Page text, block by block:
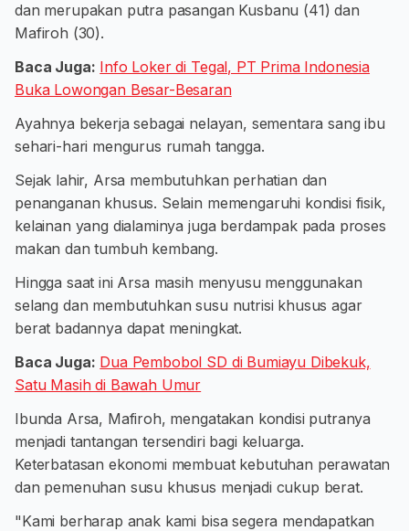
dan merupakan putra pasangan Kusbanu (41) dan
Mafiroh (30).
Baca Juga: Info Loker di Tegal, PT Prima Indonesia
Buka Lowongan Besar-Besaran
Ayahnya bekerja sebagai nelayan, sementara sang ibu
sehari-hari mengurus rumah tangga.
Sejak lahir, Arsa membutuhkan perhatian dan
penanganan khusus. Selain memengaruhi kondisi fisik,
kelainan yang dialaminya juga berdampak pada proses
makan dan tumbuh kembang.
Hingga saat ini Arsa masih menyusu menggunakan
selang dan membutuhkan susu nutrisi khusus agar
berat badannya dapat meningkat.
Baca Juga: Dua Pembobol SD di Bumiayu Dibekuk,
Satu Masih di Bawah Umur
Ibunda Arsa, Mafiroh, mengatakan kondisi putranya
menjadi tantangan tersendiri bagi keluarga.
Keterbatasan ekonomi membuat kebutuhan perawatan
dan pemenuhan susu khusus menjadi cukup berat.
"Kami berharap anak kami bisa segera mendapatkan